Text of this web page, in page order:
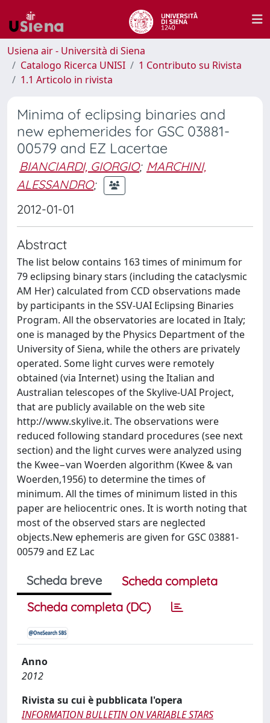
Usiena air - Università di Siena
Catalogo Ricerca UNISI
1 Contributo su Rivista
1.1 Articolo in rivista
Minima of eclipsing binaries and
new ephemerides for GSC 03881-
00579 and EZ Lacertae
BIANCIARDI, GIORGIO; MARCHINI,
ALESSANDRO;
2012-01-01
Abstract
The list below contains 163 times of minimum for
79 eclipsing binary stars (including the cataclysmic
AM Her) calculated from CCD observations made
by participants in the SSV-UAI Eclipsing Binaries
Program. All the observatories are located in Italy;
one is managed by the Physics Department of the
University of Siena, while the others are privately
operated. Some light curves were remotely
obtained (via Internet) using the Italian and
Australian telescopes of the Skylive-UAI Project,
that are publicly available on the web site
http://www.skylive.it. The observations were
reduced following standard procedures (see next
section) and the light curves were analyzed using
the Kwee−van Woerden algorithm (Kwee & van
Woerden,1956) to determine the times of
minimum. All the times of minimum listed in this
paper are heliocentric ones. It is worth noting that
most of the observed stars are neglected
objects.New ephemeris are given for GSC 03881-
00579 and EZ Lac
Scheda breve
Scheda completa
Scheda completa (DC)
Anno
2012
Rivista su cui è pubblicata l'opera
INFORMATION BULLETIN ON VARIABLE STARS